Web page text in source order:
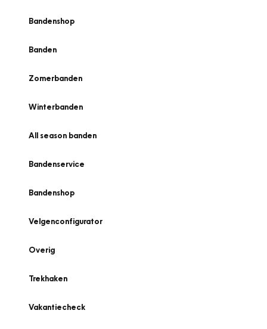
Bandenshop
Banden
Zomerbanden
Winterbanden
All season banden
Bandenservice
Bandenshop
Velgenconfigurator
Overig
Trekhaken
Vakantiecheck